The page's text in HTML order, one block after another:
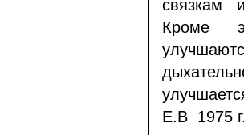
связкам
Кроме
Е.В 1975